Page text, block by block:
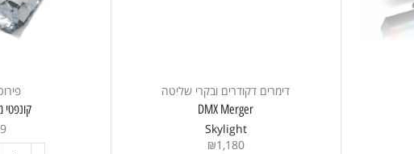
דימרים דקודרים ובקרי שליטה
DMX Merger
Skylight
₪1,180
קונפטי